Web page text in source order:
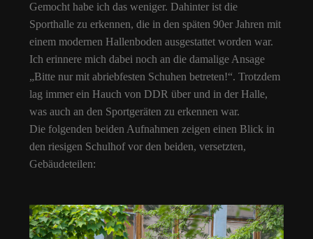
Gemocht habe ich das weniger. Dahinter ist die
Sporthalle zu erkennen, die in den späten 90er Jahren mit
einem modernen Hallenboden ausgestattet worden war.
Ich erinnere mich dabei noch an die damalige Ansage
„Bitte nur mit abriebfesten Schuhen betreten!“. Trotzdem
lag immer ein Hauch von DDR über und in der Halle,
was auch an den Sportgeräten zu erkennen war.
Die folgenden beiden Aufnahmen zeigen einen Blick in
den riesigen Schulhof vor den beiden, versetzten,
Gebäudeteilen: